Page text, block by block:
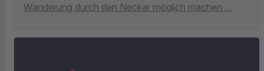
Wanderung durch den Neckar möglich machen …